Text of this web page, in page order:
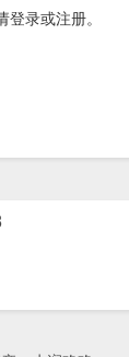
录或注册。